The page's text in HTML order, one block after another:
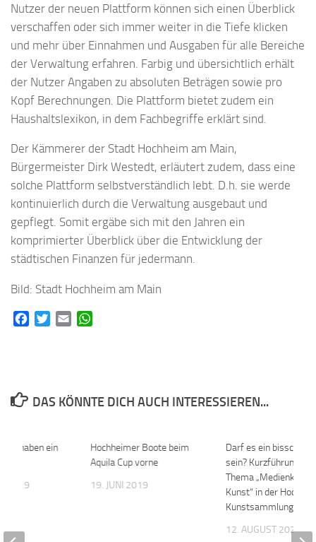
Nutzer der neuen Plattform können sich einen Überblick
verschaffen oder sich immer weiter in die Tiefe klicken
und mehr über Einnahmen und Ausgaben für alle Bereiche
der Verwaltung erfahren. Farbig und übersichtlich erhält
der Nutzer Angaben zu absoluten Beträgen sowie pro
Kopf Berechnungen. Die Plattform bietet zudem ein
Haushaltslexikon, in dem Fachbegriffe erklärt sind.
Der Kämmerer der Stadt Hochheim am Main,
Bürgermeister Dirk Westedt, erläutert zudem, dass eine
solche Plattform selbstverständlich lebt. D.h. sie werde
kontinuierlich durch die Verwaltung ausgebaut und
gepflegt. Somit ergäbe sich mit den Jahren ein
komprimierter Überblick über die Entwicklung der
städtischen Finanzen für jedermann.
Bild: Stadt Hochheim am Main
FacebookTwitterEmail
DAS KÖNNTE DICH AUCH INTERESSIEREN...
Hochheimer Boote beim
Aquila Cup vorne
19. JUNI 2019
Darf es ein bisschen
sein? Kurzführungen
Thema „Medienkritik
Kunst“ in der
Kunstsammlung im
12. AUGUST 2023
haben ein
2019